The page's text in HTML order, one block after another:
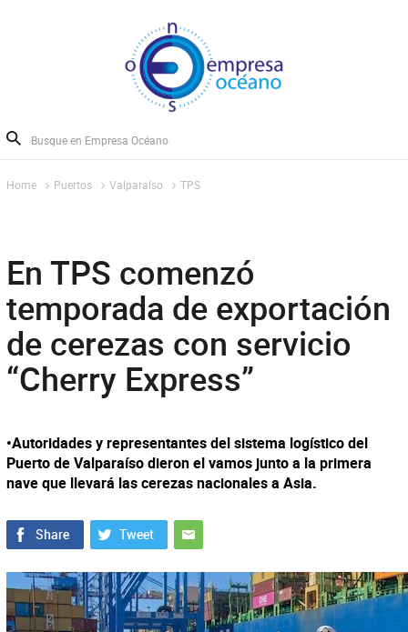
Home Puertos Valparaíso TPS
En TPS comenzó
temporada de exportación
de cerezas con servicio
“Cherry Express”
•Autoridades y representantes del sistema logístico del
Puerto de Valparaíso dieron el vamos junto a la primera
nave que llevará las cerezas nacionales a Asia.